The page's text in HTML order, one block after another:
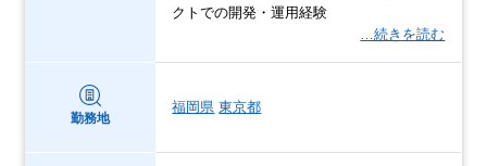
クトでの開発・運用経験
…続きを読む
勤務地
福岡県 東京都